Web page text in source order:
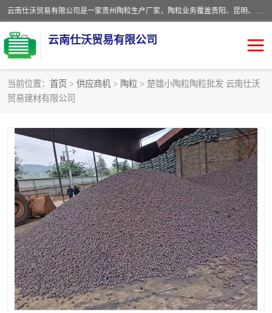
云南仕沃贸易有限公司是一家贵州陶粒生产厂家，陶粒业务覆盖贵阳、昆明、四川、云南、重庆等区域。批发贵阳陶粒、昆明陶粒、四川陶粒、云南陶粒、重庆陶粒，服务热线：*。仕沃贸易建材致力于建筑产业化、绿色建筑体系、产品和系统应用解决方案的企业。研发生产、销售和推广绿色建筑体系、建筑产业化体系的各种环保建筑产品。
云南仕沃贸易有限公司
当前位置： 首页 > 供应商机 > 陶粒 > 楚雄小陶粒陶粒批发 云南仕沃
贸易建材有限公司
陶粒
园林绿化陶粒 生物陶粒
陶粒砂 粘土陶粒
建筑陶粒 陶粒回填
轻质陶粒